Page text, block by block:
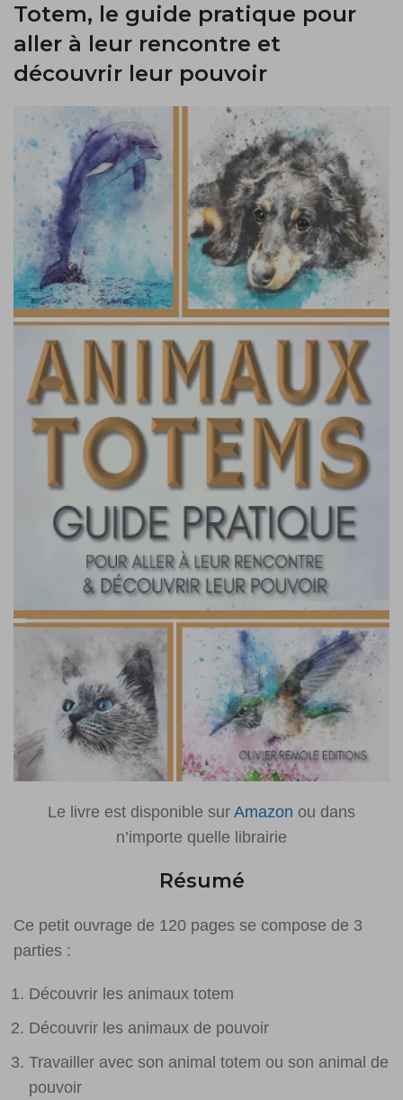
Totem, le guide pratique pour
aller à leur rencontre et
découvrir leur pouvoir
Le livre est disponible sur Amazon ou dans
n’importe quelle librairie
Résumé
Ce petit ouvrage de 120 pages se compose de 3
parties :
Découvrir les animaux totem
Découvrir les animaux de pouvoir
Travailler avec son animal totem ou son animal de
pouvoir